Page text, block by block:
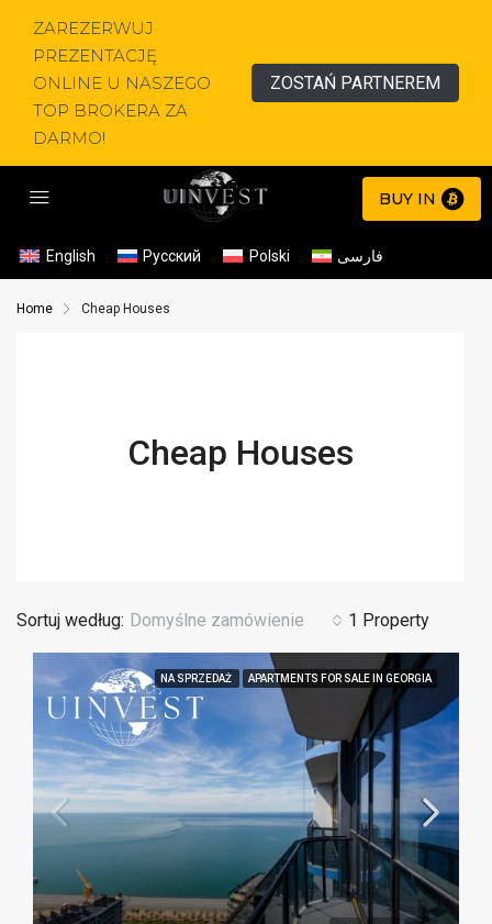
ZAREZERWUJ
PREZENTACJĘ
ONLINE U NASZEGO
TOP BROKERA ZA
DARMO!
ZOSTAŃ PARTNEREM
BUY IN
English Русский Polski فارسی
Home Cheap Houses
Cheap Houses
1 Property
Sortuj według: Domyślne zamówienie
NA SPRZEDAŻ APARTMENTS FOR SALE IN GEORGIA